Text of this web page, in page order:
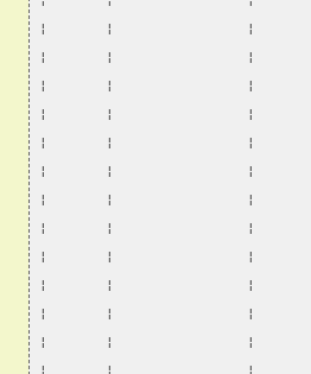
¦       ¦                ¦
¦       ¦                ¦
¦       ¦                ¦
¦       ¦                ¦
¦       ¦                ¦
¦       ¦                ¦
¦       ¦                ¦
¦       ¦                ¦
¦       ¦                ¦
¦       ¦                ¦
¦       ¦                ¦
¦       ¦                ¦